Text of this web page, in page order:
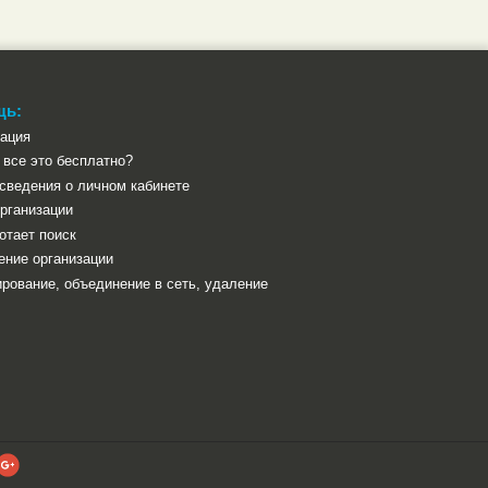
это бесплатно?
о личном кабинете
поиск
организации
объединение в сеть, удаление